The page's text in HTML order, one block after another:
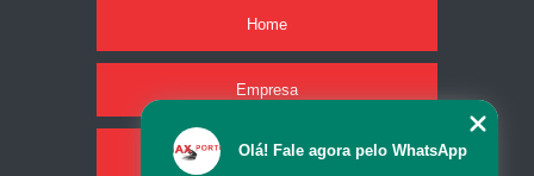
Home
Empresa
Missão
Olá! Fale agora pelo WhatsApp